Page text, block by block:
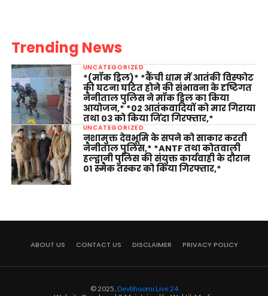
Trending News
UNCATEGORIZED
*(मॉक ड्रिल)* *कैंची धाम में आतंकी विस्फोट
की घटना घटित होने की संभावना के दृष्टिगत
नैनीताल पुलिस ने मॉक ड्रिल का किया
आयोजन,* *02 आतंकवादियों को मार गिराया
तथा 03 को किया जिंदा गिरफ्तार,*
UNCATEGORIZED
नशामुक्त देवभूमि के सपने को साकार करती
नैनीताल पुलिस,* *ANTF तथा कोतवाली
हल्द्वानी पुलिस की संयुक्त कार्यवाही के दौरान
01 स्मैक तस्कर को किया गिरफ्तार,*
ABOUT US CONTACT US DISCLAIMER PRIVACY POLICY
© 2025, Devbhoomi Live 24